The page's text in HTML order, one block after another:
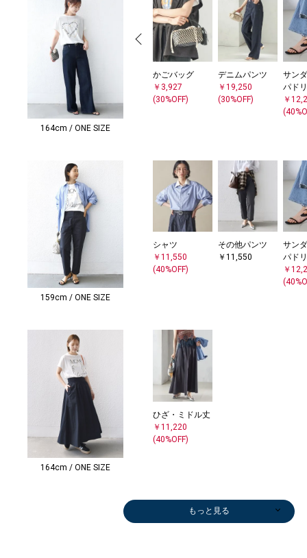
164cm / ONE SIZE
かごバッグ
￥3,927
(30%OFF)
デニムパンツ
￥19,250
(30%OFF)
サン
パド
￥
159cm / ONE SIZE
シャツ
￥11,550
(40%OFF)
その他パンツ
￥11,550
サン
パド
￥
164cm / ONE SIZE
ひざ・ミドル丈
￥11,220
(40%OFF)
もっと見る